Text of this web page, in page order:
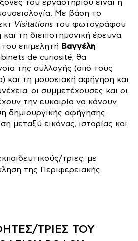
του εργαστηρίου είναι η
Με βάση το
Visitations του φωτογράφου
και τη διεπιστημονική έρευνα
επιμελητή Βαγγέλη
de curiosité, θα
της συλλογής (από τους
και τη μουσειακή αφήγηση και
οι συμμετέχουσες και οι
την ευκαιρία να κάνουν
δημιουργικής αφήγησης,
μεταξύ εικόνας, ιστορίας και
τριες, με
της Περιφερειακής
ΤΡΙΕΣ ΤΟΥ